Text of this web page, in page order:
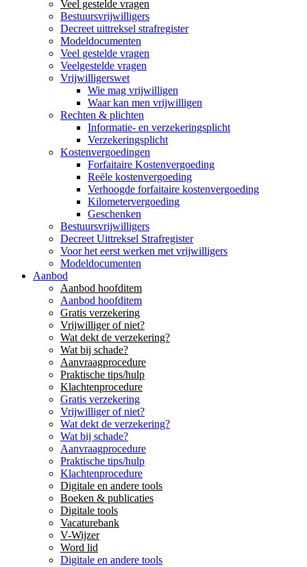
Veel gestelde vragen
Bestuursvrijwilligers
Decreet uittreksel strafregister
Modeldocumenten
Veel gestelde vragen
Veelgestelde vragen
Vrijwilligerswet
Wie mag vrijwilligen
Waar kan men vrijwilligen
Rechten & plichten
Informatie- en verzekeringsplicht
Verzekeringsplicht
Kostenvergoedingen
Forfaitaire Kostenvergoeding
Reële kostenvergoeding
Verhoogde forfaitaire kostenvergoeding
Kilometervergoeding
Geschenken
Bestuursvrijwilligers
Decreet Uittreksel Strafregister
Voor het eerst werken met vrijwilligers
Modeldocumenten
Aanbod
Aanbod hoofditem
Aanbod hoofditem
Gratis verzekering
Vrijwilliger of niet?
Wat dekt de verzekering?
Wat bij schade?
Aanvraagprocedure
Praktische tips/hulp
Klachtenprocedure
Gratis verzekering
Vrijwilliger of niet?
Wat dekt de verzekering?
Wat bij schade?
Aanvraagprocedure
Praktische tips/hulp
Klachtenprocedure
Digitale en andere tools
Boeken & publicaties
Digitale tools
Vacaturebank
V-Wijzer
Word lid
Digitale en andere tools